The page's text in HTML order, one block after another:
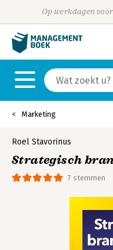
Op werkdagen
Marketing
7 stemmen
Roel Stavorinus
Strategisch